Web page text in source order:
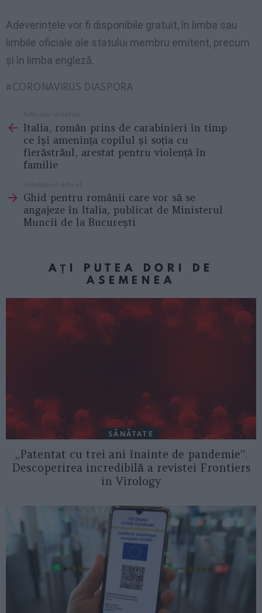
Adeverințele vor fi disponibile gratuit, în limba sau
limbile oficiale ale statului membru emitent, precum
și în limba engleză.
CORONAVIRUS DIASPORA
more
Articolul anterior
Italia, român prins de carabinieri în timp
ce își amenința copilul și soția cu
fierăstrăul, arestat pentru violență în
familie
Următorul articol
Ghid pentru românii care vor să se
angajeze în Italia, publicat de Ministerul
Muncii de la București
AȚI PUTEA DORI DE
ASEMENEA
SĂNĂTATE
„Patentat cu trei ani înainte de pandemie”.
Descoperirea incredibilă a revistei Frontiers
in Virology